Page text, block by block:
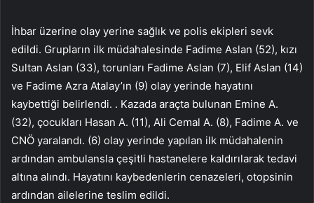
İhbar üzerine olay yerine sağlık ve polis ekipleri sevk
edildi. Grupların ilk müdahalesinde Fadime Aslan (52), kızı
Sultan Aslan (33), torunları Fadime Aslan (7), Elif Aslan (14)
ve Fadime Azra Atalay’ın (9) olay yerinde hayatını
kaybettiği belirlendi. . Kazada araçta bulunan Emine A.
(32), çocukları Hasan A. (11), Ali Cemal A. (8), Fadime A. ve
CNÖ yaralandı. (6) olay yerinde yapılan ilk müdahalenin
ardından ambulansla çeşitli hastanelere kaldırılarak tedavi
altına alındı. Hayatını kaybedenlerin cenazeleri, otopsinin
ardından ailelerine teslim edildi.